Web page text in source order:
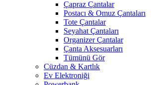
Çapraz Çantalar
Postacı & Omuz Çantaları
Tote Çantalar
Seyahat Çantaları
Organizer Çantalar
Çanta Aksesuarları
Tümünü Gör
Cüzdan & Kartlık
Ev Elektroniği